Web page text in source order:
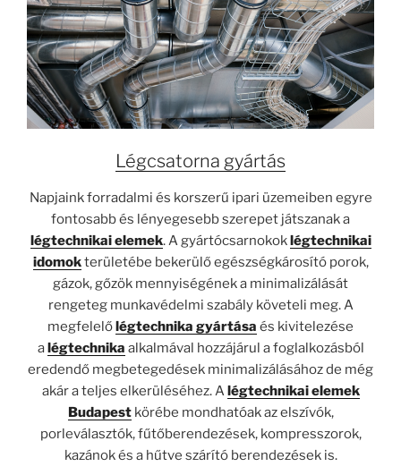
Légcsatorna gyártás
Napjaink forradalmi és korszerű ipari üzemeiben egyre
fontosabb és lényegesebb szerepet játszanak a
légtechnikai elemek. A gyártócsarnokoklégtechnikai
idomokterületébe bekerülő egészségkárosító porok,
gázok, gőzök mennyiségének a minimalizálását
rengeteg munkavédelmi szabály követeli meg. A
megfelelőlégtechnika gyártása és kivitelezése
alégtechnika alkalmával hozzájárul a foglalkozásból
eredendő megbetegedések minimalizálásához de még
akár a teljes elkerüléséhez. Alégtechnikai elemek
Budapest körébe mondhatóak az elszívók,
porleválasztók, fűtőberendezések, kompresszorok,
kazánok és a hűtve szárító berendezések is.